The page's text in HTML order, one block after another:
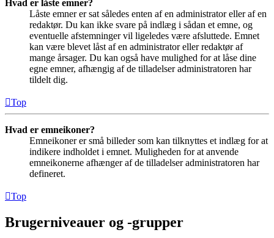
Hvad er låste emner?
Låste emner er sat således enten af en administrator eller af en
redaktør. Du kan ikke svare på indlæg i sådan et emne, og
eventuelle afstemninger vil ligeledes være afsluttede. Emnet
kan være blevet låst af en administrator eller redaktør af
mange årsager. Du kan også have mulighed for at låse dine
egne emner, afhængig af de tilladelser administratoren har
tildelt dig.
Top
Hvad er emneikoner?
Emneikoner er små billeder som kan tilknyttes et indlæg for at
indikere indholdet i emnet. Muligheden for at anvende
emneikonerne afhænger af de tilladelser administratoren har
defineret.
Top
Brugerniveauer og -grupper